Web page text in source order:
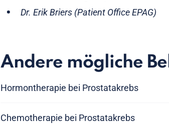
Dr. Erik Briers (Patient Office EPAG)
Andere mögliche
Hormontherapie bei Prostatakrebs
Chemotherapie bei Prostatakrebs